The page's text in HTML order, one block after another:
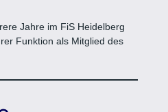
Jahre im FiS Heidelberg
Funktion als Mitglied des